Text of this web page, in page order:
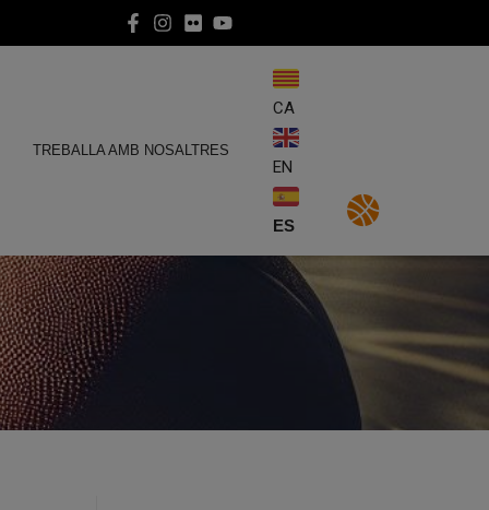
TREBALLA AMB NOSALTRES
CA
EN
ES